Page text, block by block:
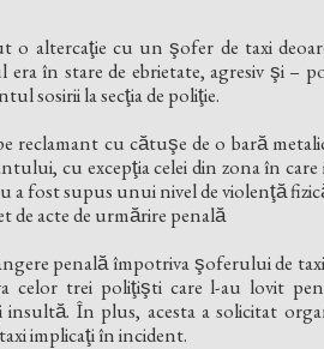
o altercaţie cu un şofer de taxi
era în stare de ebrietate, agresiv şi –
sosirii la secţia de poliţie.
reclamant cu cătuşe de o bară
cu excepţia celei din zona în
fost supus unui nivel de violenţă
de acte de urmărire penală
penală împotriva şoferului de
celor trei poliţişti care l-au lovit
În plus, acesta a solicitat
implicaţi în incident.